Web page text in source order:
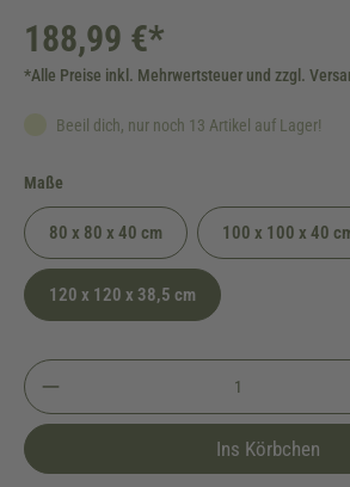
188,99 €*
*Alle Preise inkl. Mehrwertsteuer und zzgl.
Beeil dich, nur noch 13 Artikel auf Lager!
Maße
80 x 80 x 40 cm 100 x 100 x 40
120 x 120 x 38,5 cm
Ins Körbchen